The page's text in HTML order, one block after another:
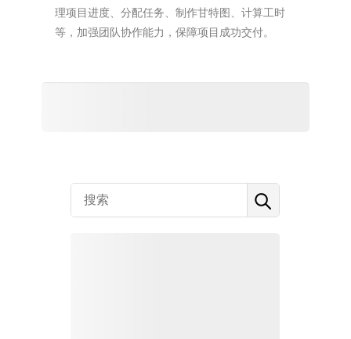
理项目进度、分配任务、制作甘特图、计算工时
等，加强团队协作能力，保障项目成功交付。